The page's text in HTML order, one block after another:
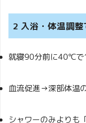
2 入浴・体温調
就寝90分前に40℃で
血流促進→深部体温
シャワーのみよりも